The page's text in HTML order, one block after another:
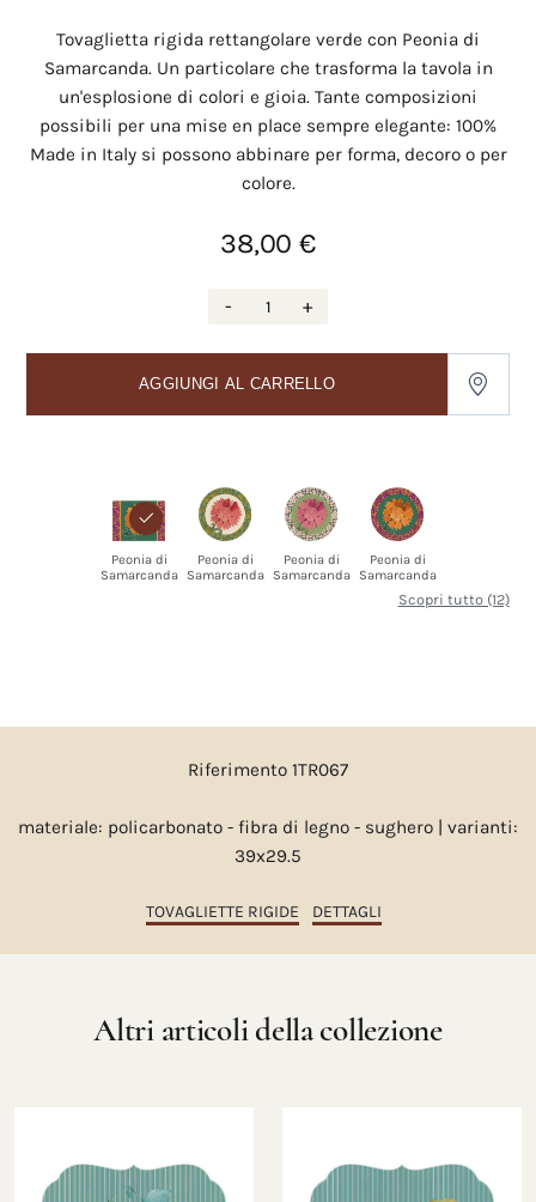
Tovaglietta rigida rettangolare verde con Peonia di
Samarcanda. Un particolare che trasforma la tavola in
un'esplosione di colori e gioia. Tante composizioni
possibili per una mise en place sempre elegante: 100%
Made in Italy si possono abbinare per forma, decoro o per
colore.
38,00 €
- +
AGGIUNGI AL CARRELLO
Peonia di
Samarcanda
Peonia di
Samarcanda
Peonia di
Samarcanda
Peonia di
Samarcanda
Scopri tutto (12)
Riferimento 1TR067
materiale: policarbonato - fibra di legno - sughero | varianti:
39x29.5
TOVAGLIETTE RIGIDE DETTAGLI
Altri articoli della collezione